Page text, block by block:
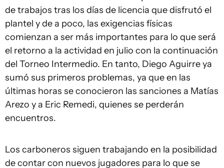
de trabajos tras los días de licencia que disfrutó el
plantel y de a poco, las exigencias físicas
comienzan a ser más importantes para lo que será
el retorno a la actividad en julio con la continuación
del Torneo Intermedio. En tanto, Diego Aguirre ya
sumó sus primeros problemas, ya que en las
últimas horas se conocieron las sanciones a Matías
Arezo y a Eric Remedi, quienes se perderán
encuentros.
Los carboneros siguen trabajando en la posibilidad
de contar con nuevos jugadores para lo que se